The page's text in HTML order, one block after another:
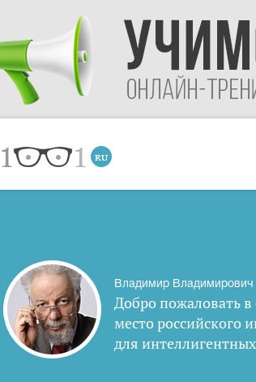
Владимир
Добро пожаловать
место российского
для